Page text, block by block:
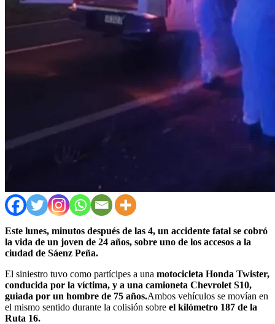
Este lunes, minutos después de las 4, un accidente fatal se cobró
la vida de un joven de 24 años, sobre uno de los accesos a la
ciudad de Sáenz Peña.
El siniestro tuvo como partícipes a una motocicleta Honda Twister,
conducida por la víctima, y a una camioneta Chevrolet S10,
guiada por un hombre de 75 años.Ambos vehículos se movían en
el mismo sentido durante la colisión sobre el kilómetro 187 de la
Ruta 16.